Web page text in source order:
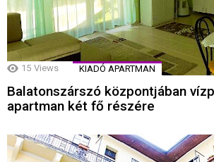
15 Views KIADÓ APARTMAN
Balatonszárszó központjában
apartman két fő részére